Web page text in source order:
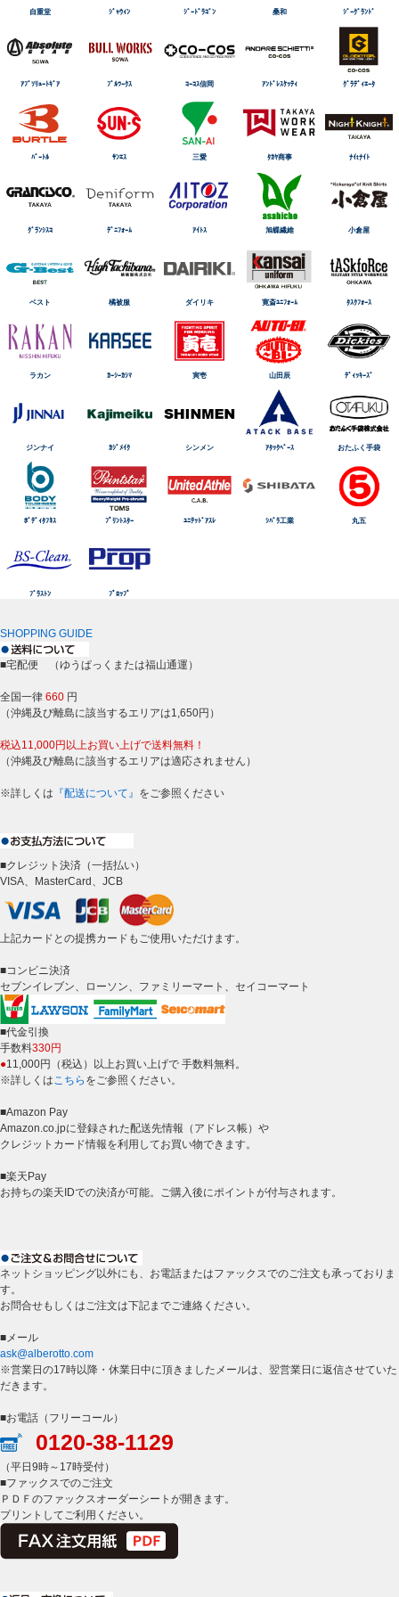
自重堂 ｼﾞｬｳｨﾝ ｼﾞｰﾄﾞﾗｺﾞﾝ 桑和 ｼﾞｰｸﾞﾗﾝﾄﾞ
ｱﾌﾞｿﾘｭｰﾄｷﾞｱ ﾌﾞﾙﾜｰｸｽ ｺｰｺｽ信岡 ｱﾝﾄﾞﾚｽｹｯﾃｨ ｸﾞﾗﾃﾞｨｴｰﾀ
ﾊﾞｰﾄﾙ ｻﾝｴｽ 三愛 ﾀｶﾔ商事 ﾅｲtﾅｲﾄ
ｸﾞﾗﾝｼｽｺ ﾃﾞﾆﾌｫｰﾑ ｱｲﾄｽ 旭蝶繊維 小倉屋
ベスト 橘被服 ダイリキ 寛斎ﾕﾆﾌｫｰﾑ ﾀｽｸﾌｫｰｽ
ラカン ｶｰｼｰｶｼﾏ 寅壱 山田辰 ﾃﾞｨｯｷｰｽﾞ
ジンナイ ｶｼﾞﾒｲｸ シンメン ｱﾀｯｸﾍﾞｰｽ おたふく手袋
ﾎﾞﾃﾞｨﾀﾌﾈｽ ﾌﾟﾘﾝﾄｽﾀｰ ﾕﾆﾃｯﾄﾞｱｽﾚ ｼﾊﾞﾗ工業 丸五
ﾌﾞﾗｽﾄﾝ ﾌﾟﾛｯﾌﾟ
SHOPPING GUIDE
■宅配便 （ゆうぱっくまたは福山通運）
全国一律 660 円
（沖縄及び離島に該当するエリアは1,650円）
税込11,000円以上お買い上げで送料無料！
（沖縄及び離島に該当するエリアは適応されません）
※詳しくは 『配送について』 をご参照ください
■クレジット決済（一括払い）
VISA、MasterCard、JCB
上記カードとの提携カードもご使用いただけます。
■コンビニ決済
セブンイレブン、ローソン、ファミリーマート、セイコーマート
■代金引換
手数料330円
●11,000円（税込）以上お買い上げで 手数料無料。
※詳しくはこちら をご参照ください。
■Amazon Pay
Amazon.co.jpに登録された配送先情報（アドレス帳）や
クレジットカード情報を利用してお買い物できます。
■楽天Pay
お持ちの楽天IDでの決済が可能。ご購入後にポイントが付与されます。
ネットショッピング以外にも、お電話またはファックスでのご注文も承っておりま
す。
お問合せもしくはご注文は下記までご連絡ください。
■メール
ask@alberotto.com
※営業日の17時以降・休業日中に頂きましたメールは、翌営業日に返信させていた
だきます。
■お電話（フリーコール）
0120-38-1129
（平日9時～17時受付）
■ファックスでのご注文
ＰＤＦのファックスオーダーシートが開きます。
プリントしてご利用ください。